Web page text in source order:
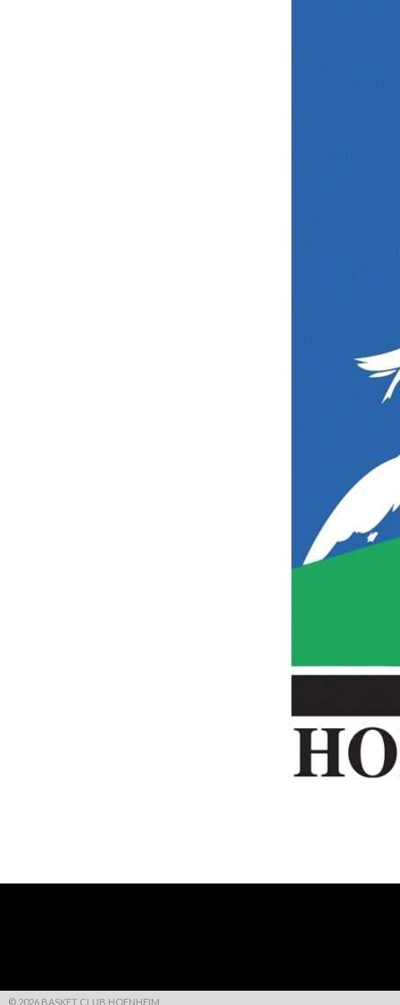
© 2026 BASKET CLUB HOENHEIM